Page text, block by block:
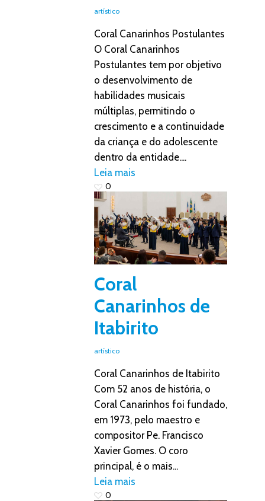
artístico
Coral Canarinhos Postulantes
O Coral Canarinhos
Postulantes tem por objetivo
o desenvolvimento de
habilidades musicais
múltiplas, permitindo o
crescimento e a continuidade
da criança e do adolescente
dentro da entidade....
Leia mais
0
Coral
Canarinhos de
Itabirito
artístico
Coral Canarinhos de Itabirito
Com 52 anos de história, o
Coral Canarinhos foi fundado,
em 1973, pelo maestro e
compositor Pe. Francisco
Xavier Gomes. O coro
principal, é o mais...
Leia mais
0